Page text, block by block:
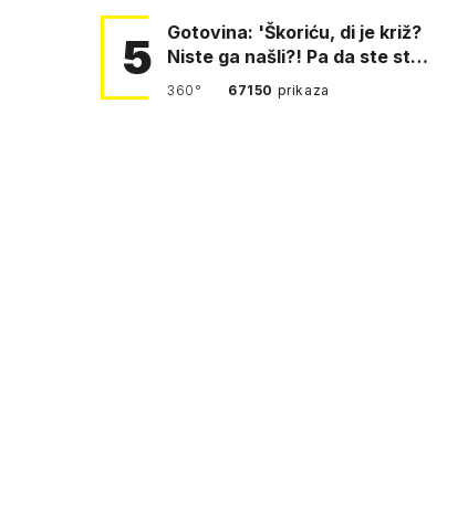
5
Gotovina: 'Škoriću, di je križ?
Niste ga našli?! Pa da ste stali
i pitali fratr…
360° 67150 prikaza